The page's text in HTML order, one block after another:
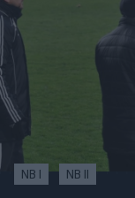
NB I NB II